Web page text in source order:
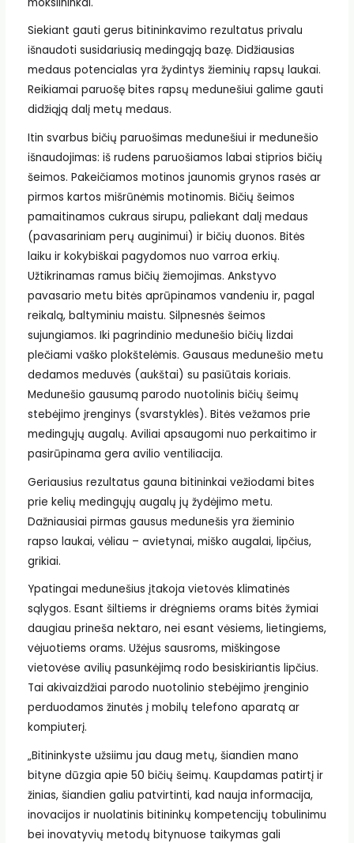
Siekiant gauti gerus bitininkavimo rezultatus privalu
išnaudoti susidariusią medingąją bazę. Didžiausias
medaus potencialas yra žydintys žieminių rapsų laukai.
Reikiamai paruošę bites rapsų medunešiui galime gauti
didžiąją dalį metų medaus.
Itin svarbus bičių paruošimas medunešiui ir medunešio
išnaudojimas: iš rudens paruošiamos labai stiprios bičių
šeimos. Pakeičiamos motinos jaunomis grynos rasės ar
pirmos kartos mišrūnėmis motinomis. Bičių šeimos
pamaitinamos cukraus sirupu, paliekant dalį medaus
(pavasariniam perų auginimui) ir bičių duonos. Bitės
laiku ir kokybiškai pagydomos nuo varroa erkių.
Užtikrinamas ramus bičių žiemojimas. Ankstyvo
pavasario metu bitės aprūpinamos vandeniu ir, pagal
reikalą, baltyminiu maistu. Silpnesnės šeimos
sujungiamos. Iki pagrindinio medunešio bičių lizdai
plečiami vaško plokštelėmis. Gausaus medunešio metu
dedamos meduvės (aukštai) su pasiūtais koriais.
Medunešio gausumą parodo nuotolinis bičių šeimų
stebėjimo įrenginys (svarstyklės). Bitės vežamos prie
medingųjų augalų. Aviliai apsaugomi nuo perkaitimo ir
pasirūpinama gera avilio ventiliacija.
Geriausius rezultatus gauna bitininkai vežiodami bites
prie kelių medingųjų augalų jų žydėjimo metu.
Dažniausiai pirmas gausus medunešis yra žieminio
rapso laukai, vėliau – avietynai, miško augalai, lipčius,
grikiai.
Ypatingai medunešius įtakoja vietovės klimatinės
sąlygos. Esant šiltiems ir drėgniems orams bitės žymiai
daugiau prineša nektaro, nei esant vėsiems, lietingiems,
vėjuotiems orams. Užėjus sausroms, miškingose
vietovėse avilių pasunkėjimą rodo besiskiriantis lipčius.
Tai akivaizdžiai parodo nuotolinio stebėjimo įrenginio
perduodamos žinutės į mobilų telefono aparatą ar
kompiuterį.
„Bitininkyste užsiimu jau daug metų, šiandien mano
bityne dūzgia apie 50 bičių šeimų. Kaupdamas patirtį ir
žinias, šiandien galiu patvirtinti, kad nauja informacija,
inovacijos ir nuolatinis bitininkų kompetencijų tobulinimu
bei inovatyvių metodų bitynuose taikymas gali